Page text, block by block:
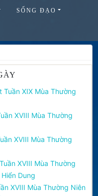
SỐNG ĐẠO
XIX Mùa Thường
XVIII Mùa Thường
XVIII Mùa Thường
XVIII Mùa Thường
Dung
XVIII Mùa Thường Niên